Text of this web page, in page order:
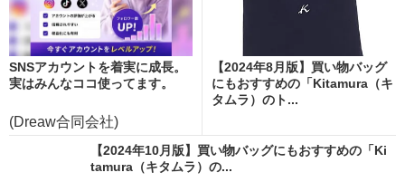
SNSアカウントを着実に成長。
実はみんなココ使ってます。
(Dreaw合同会社)
【2024年8月版】買い物バッグ
にもおすすめの「Kitamura（キ
タムラ）のト...
【2024年10月版】買い物バッグにもおすすめの「Ki
tamura（キタムラ）の...